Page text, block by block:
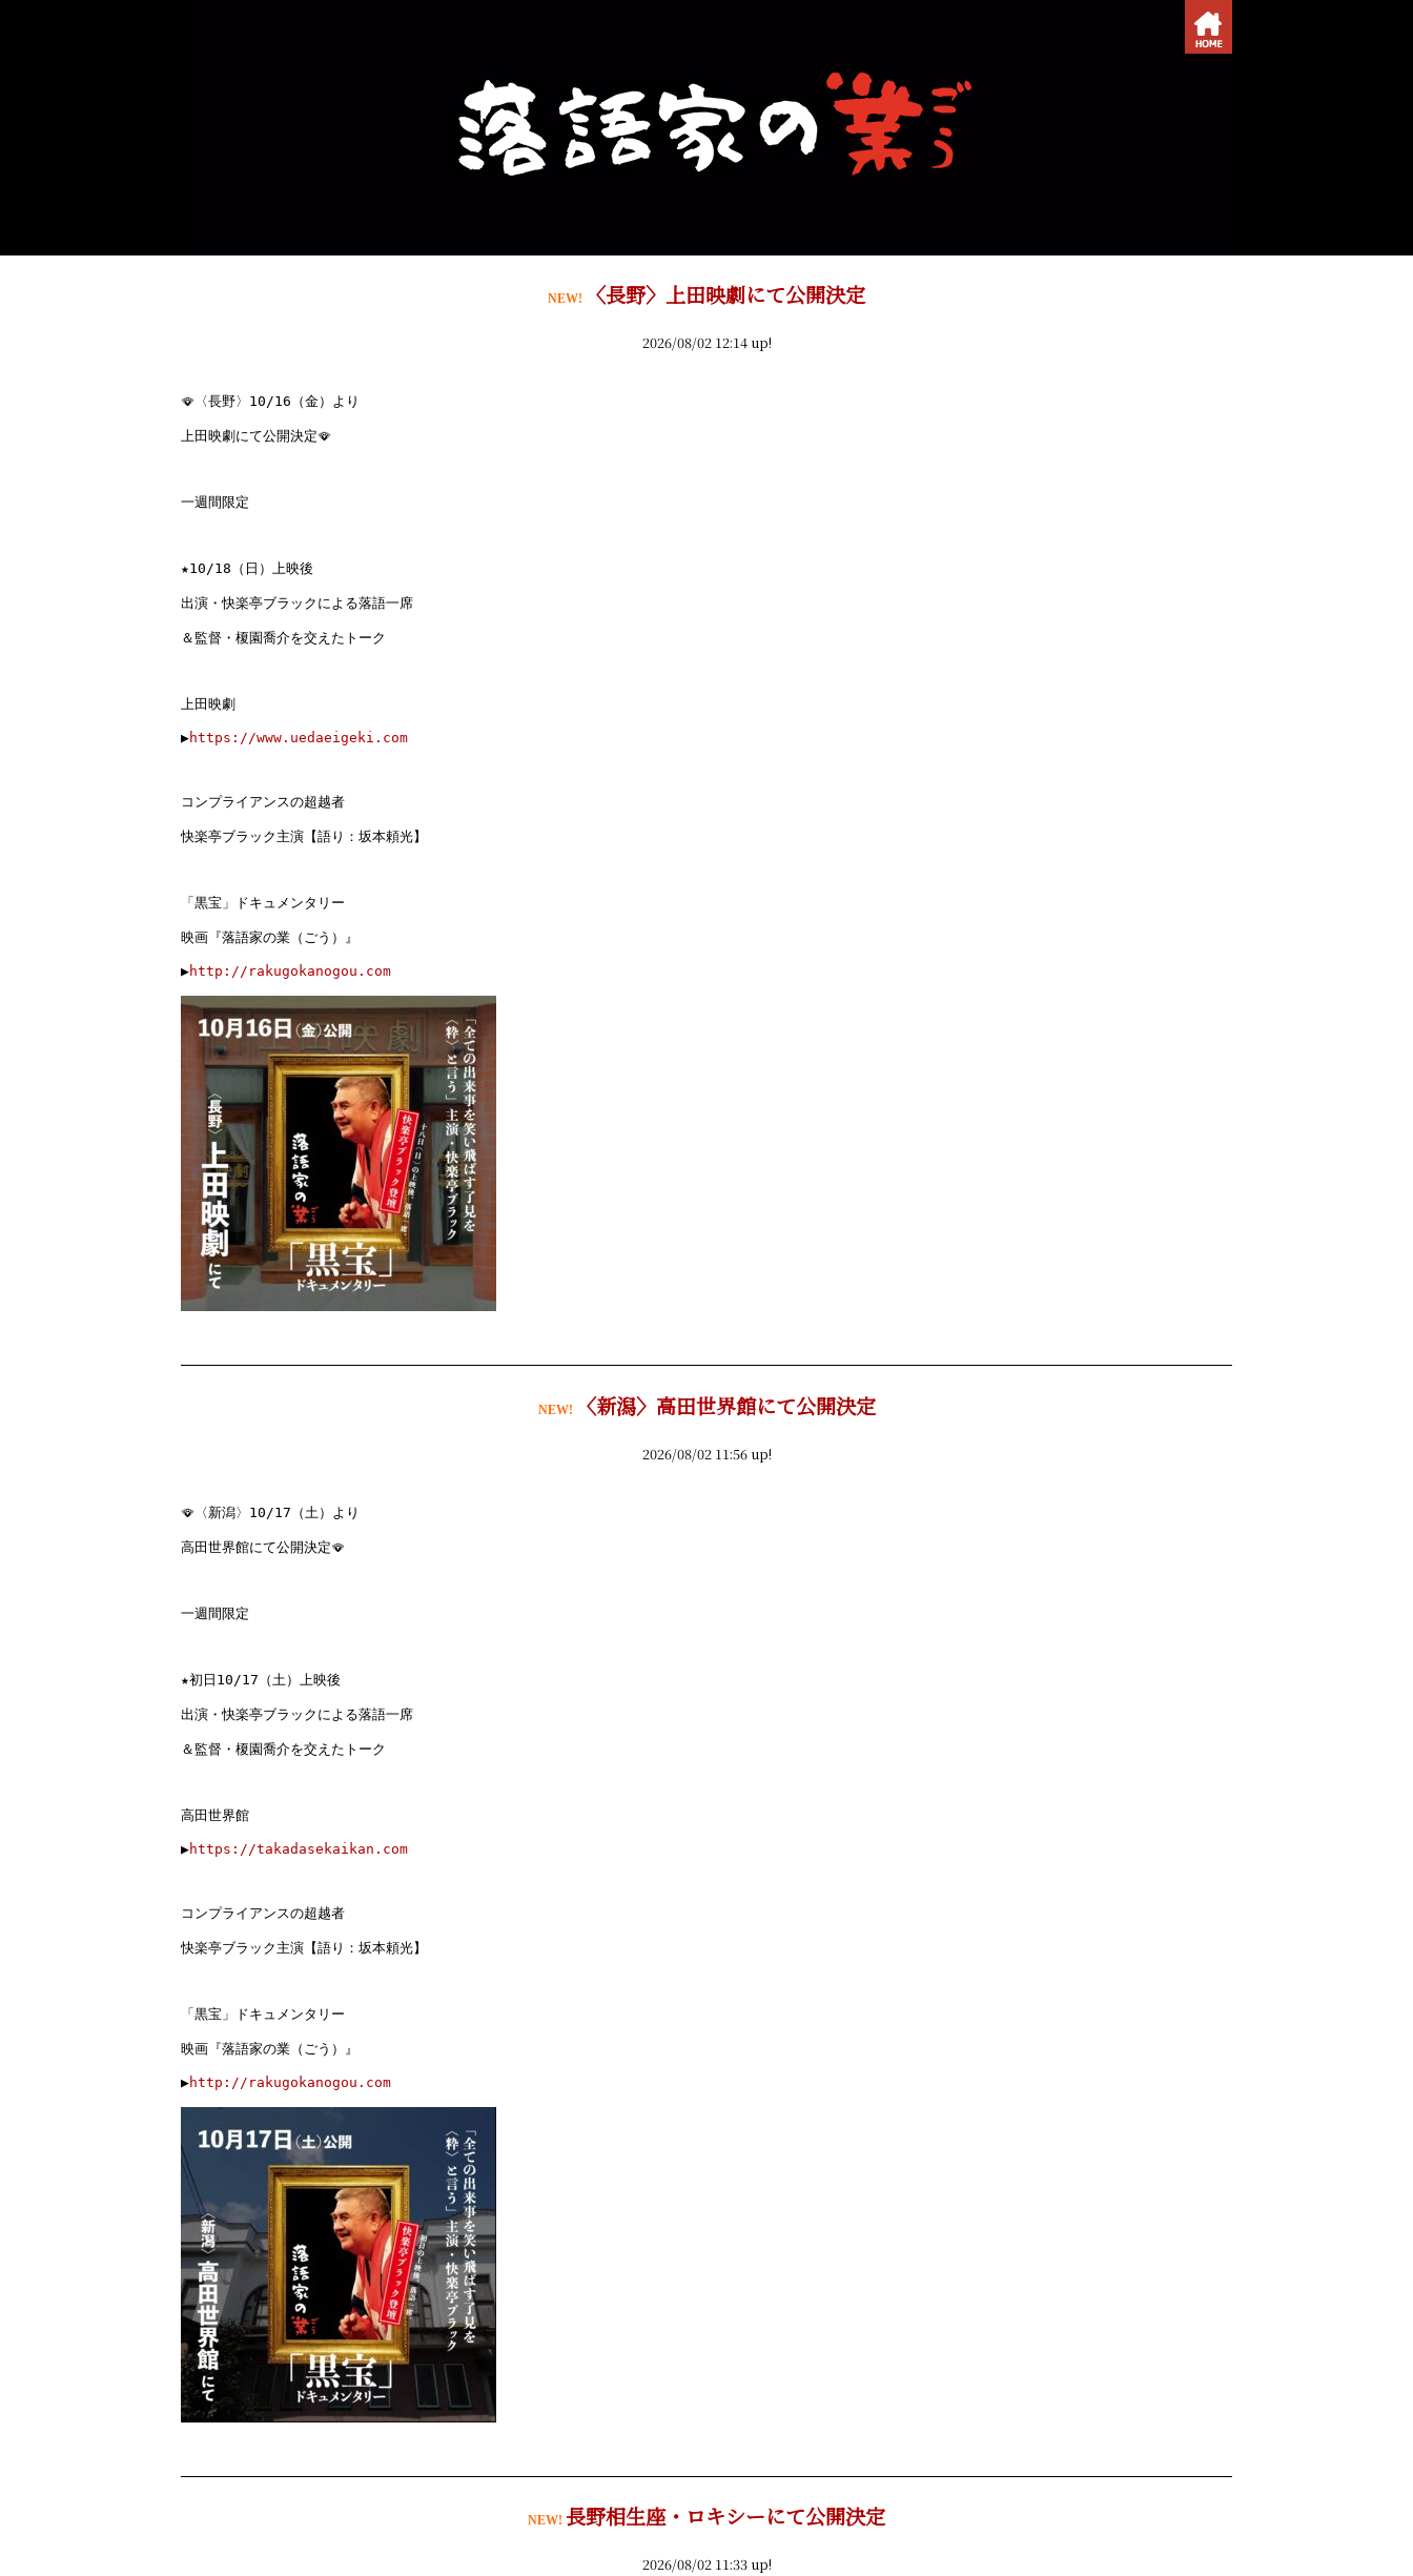
NEW! 〈長野〉上田映劇にて公開決定
2026/08/02 12:14 up!
🪭 〈長野〉10/16（金）より
上田映劇にて公開決定🪭
一週間限定
★10/18（日） 上映後
出演・快楽亭ブラックによる落語一席
＆監督・榎園喬介を交えたトーク
上田映劇
▶︎https://www.uedaeigeki.com
コンプライアンスの超越者
快楽亭ブラック主演【語り：坂本頼光】
「黒宝」ドキュメンタリー
映画『落語家の業（ごう）』
▶︎http://rakugokanogou.com
NEW! 〈新潟〉高田世界館にて公開決定
2026/08/02 11:56 up!
🪭 〈新潟〉10/17（土）より
高田世界館にて公開決定🪭
一週間限定
★初日 10/17（土） 上映後
出演・快楽亭ブラックによる落語一席
＆監督・榎園喬介を交えたトーク
高田世界館
▶︎https://takadasekaikan.com
コンプライアンスの超越者
快楽亭ブラック主演【語り：坂本頼光】
「黒宝」ドキュメンタリー
映画『落語家の業（ごう）』
▶︎http://rakugokanogou.com
NEW! 長野相生座・ロキシーにて公開決定
2026/08/02 11:33 up!